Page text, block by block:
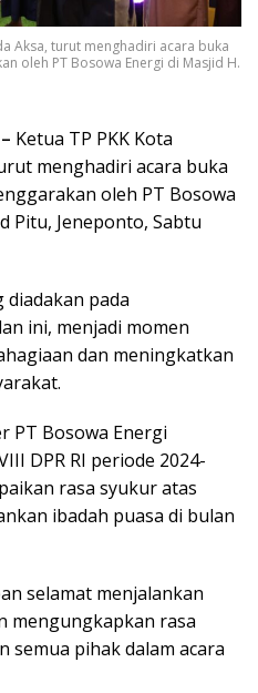
Aksa, turut menghadiri acara buka
oleh PT Bosowa Energi di Masjid H.
Ketua TP PKK Kota
menghadiri acara buka
oleh PT Bosowa
Pitu, Jeneponto, Sabtu
diadakan pada
ini, menjadi momen
dan meningkatkan
PT Bosowa Energi
DPR RI periode 2024-
rasa syukur atas
ibadah puasa di bulan
selamat menjalankan
mengungkapkan rasa
semua pihak dalam acara